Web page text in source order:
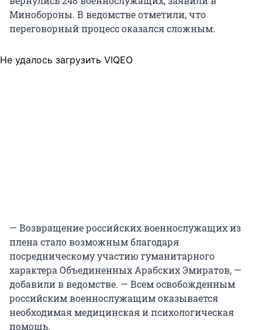
Минобороны. В ведомстве отметили, что
переговорный процесс оказался сложным.
Не удалось загрузить VIQEO
— Возвращение российских военнослужащих из
плена стало возможным благодаря
посредническому участию гуманитарного
характера Объединенных Арабских Эмиратов, —
добавили в ведомстве. — Всем освобожденным
российским военнослужащим оказывается
необходимая медицинская и психологическая
помощь.